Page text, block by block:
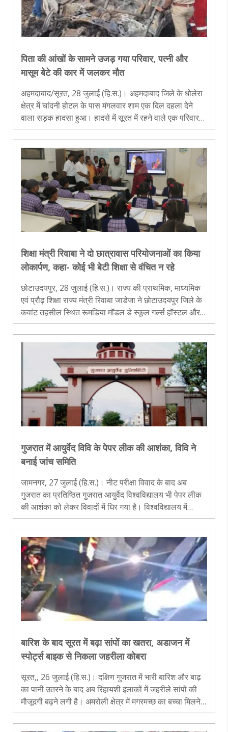
पिता की आंखों के सामने उजड़ गया परिवार, पत्नी और
मासूम बेटे की कार में जलकर मौत
अहमदाबाद/सूरत, 28 जुलाई (हि.स.)। अहमदाबाद जिले के धोलेरा
क्षेत्र में चांदनी होटल के पास मंगलवार शाम एक दिल दहला देने
वाला सड़क हादसा हुआ। हादसे में सूरत में रहने वाले एक परिवार
की कार पलटने के बाद आग की चपेट में आ गई। आग इतनी भीषण
थी कि कुछ ही मिनट..
शिक्षा मंत्री रिवाबा ने दो छात्रावास परियोजनाओं का किया
लोकार्पण, कहा- कोई भी बेटी शिक्षा से वंचित न रहे
छोटाउदयपुर, 28 जुलाई (हि.स.)। राज्य की प्राथमिक, माध्यमिक
एवं प्रौढ़ शिक्षा राज्य मंत्री रिवाबा जाडेजा ने छोटाउदयपुर जिले के
कवांट तहसील स्थित रूमडिया मॉडल डे स्कूल गर्ल्स हॉस्टल और
हरपालपुरा स्थित कस्तूरबा गांधी बालिका विद्यालय (केजीबीवी) गर्ल्स
ह..
गुजरात में आयुर्वेद विवि के पेपर लीक की आशंका, विवि ने
बनाई जांच समिति
जामनगर, 27 जुलाई (हि.स.)। नीट परीक्षा विवाद के बाद अब
गुजरात का प्रतिष्ठित गुजरात आयुर्वेद विश्वविद्यालय भी पेपर लीक
की आशंका को लेकर विवादों में घिर गया है। विश्वविद्यालय में
बीएएमएस तृतीय प्रोफेशनल वर्ष के शल्य तंत्र-एक विषय की परीक्षा
से पहले ही..
बारिश के बाद सूरत में बढ़ा सांपों का खतरा, अडाजन में
स्पोर्ट्स बाइक से निकला जहरीला कोबरा
सूरत,, 26 जुलाई (हि.स.)। दक्षिण गुजरात में भारी बारिश और बाढ़
का पानी उतरने के बाद अब रिहायशी इलाकों में जहरीले सांपों की
मौजूदगी बढ़ने लगी है। अमरोली क्षेत्र में मगरमच्छ का बच्चा मिलने
के बाद रविवार को सूरत के अडाजन स्थित गुजरात गैस सर्कल के
पास ए..